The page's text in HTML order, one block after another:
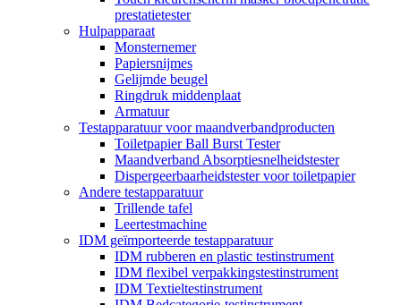
prestatietester
Hulpapparaat
Monsternemer
Papiersnijmes
Gelijmde beugel
Ringdruk middenplaat
Armatuur
Testapparatuur voor maandverbandproducten
Toiletpapier Ball Burst Tester
Maandverband Absorptiesnelheidstester
Dispergeerbaarheidstester voor toiletpapier
Andere testapparatuur
Trillende tafel
Leertestmachine
IDM geïmporteerde testapparatuur
IDM rubberen en plastic testinstrument
IDM flexibel verpakkingstestinstrument
IDM Textieltestinstrument